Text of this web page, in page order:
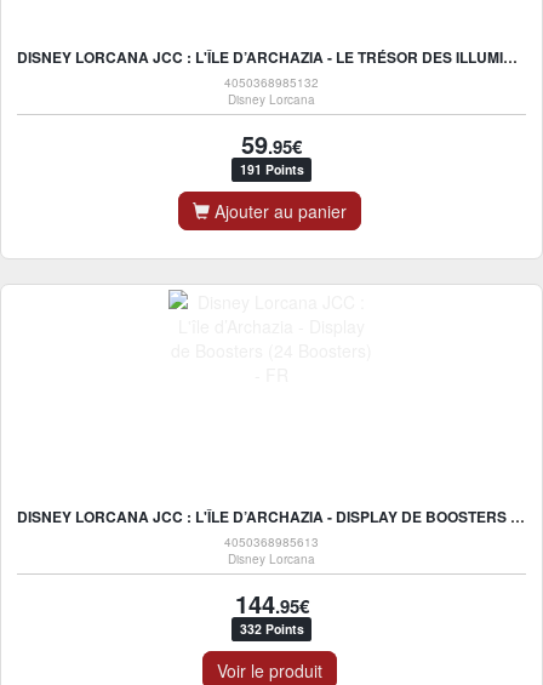
DISNEY LORCANA JCC : L'ÎLE D’ARCHAZIA - LE TRÉSOR DES ILLUMINEURS - FR
4050368985132
Disney Lorcana
59.95€
191 Points
Ajouter au panier
DISNEY LORCANA JCC : L'ÎLE D’ARCHAZIA - DISPLAY DE BOOSTERS (24 BOOSTERS) - FR
4050368985613
Disney Lorcana
144.95€
332 Points
Voir le produit